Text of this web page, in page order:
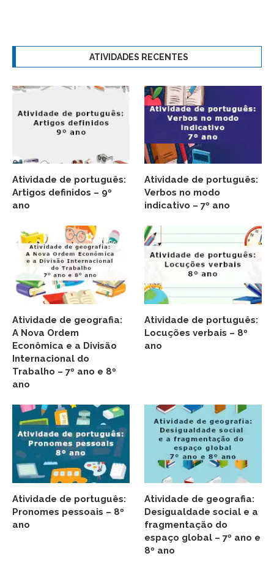
ATIVIDADES RECENTES
Atividade de português:
Artigos definidos – 9º
ano
Atividade de português:
Verbos no modo
indicativo – 7º ano
Atividade de geografia:
A Nova Ordem
Econômica e a Divisão
Internacional do
Trabalho – 7º ano e 8º
ano
Atividade de português:
Locuções verbais – 8º
ano
Atividade de português:
Pronomes pessoais – 8º
ano
Atividade de geografia:
Desigualdade social e a
fragmentação do
espaço global – 7º ano e
8º ano